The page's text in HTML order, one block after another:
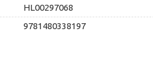
HL00297068
9781480338197